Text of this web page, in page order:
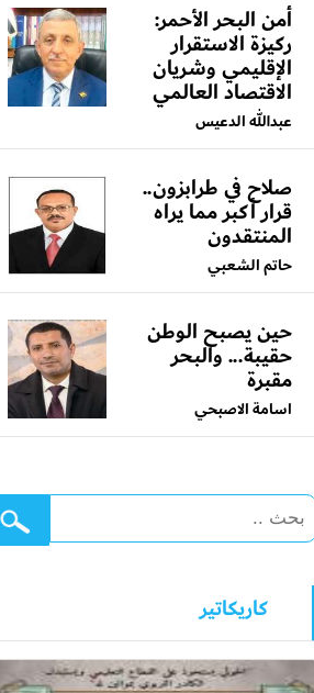
أمن البحر الأحمر:
ركيزة الاستقرار
الإقليمي وشريان
الاقتصاد العالمي
عبدالله الدعيس
صلاح في طرابزون..
قرار أكبر مما يراه
المنتقدون
حاتم الشعبي
حين يصبح الوطن
حقيبة... والبحر
مقبرة
اسامة الاصبحي
كاريكاتير